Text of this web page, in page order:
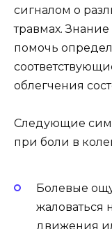
сигналом о
травмах.
помочь
облегчения
Следующие
при боли в
Болевые
жаловаться
движения